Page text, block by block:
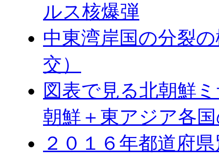
ルス核爆弾
中東湾岸国の分裂
交）
図表で見る北朝鮮
朝鮮＋東アジア各
２０１６年都道府